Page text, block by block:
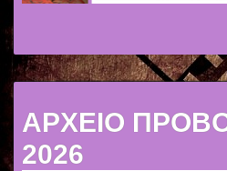
ΑΡΧΕΙΟ
2026